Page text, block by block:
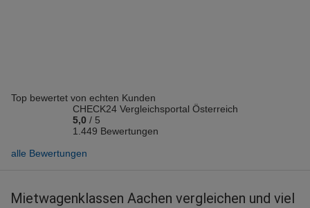
Top bewertet von echten Kunden
CHECK24 Vergleichsportal Österreich
5,0 / 5
1.449 Bewertungen
alle Bewertungen
Mietwagenklassen Aachen vergleichen und viel